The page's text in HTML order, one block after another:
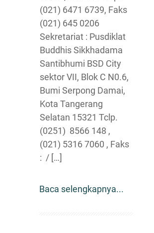
(021) 6471 6739, Faks
(021) 645 0206
Sekretariat : Pusdiklat
Buddhis Sikkhadama
Santibhumi BSD City
sektor VII, Blok C N0.6,
Bumi Serpong Damai,
Kota Tangerang
Selatan 15321 Tclp.
(0251) 8566 148 ,
(021) 5316 7060 , Faks
: / […]
Baca selengkapnya...